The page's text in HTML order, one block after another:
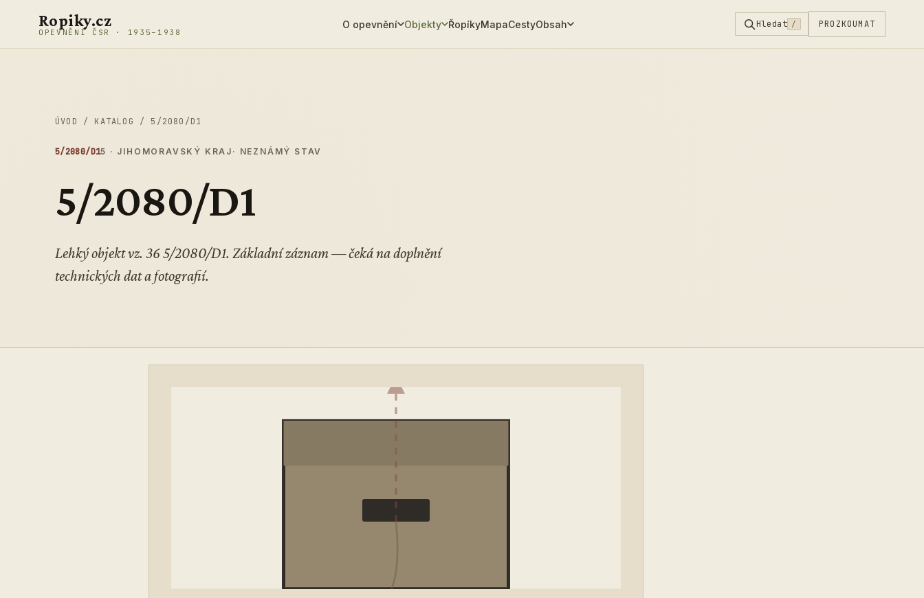
Ropiky.cz
OPEVNĚNÍ ČSR · 1935–1938
O opevnění Objekty ŘopíkyMapaCestyObsah Hledat / PROZKOUMAT
ÚVOD / KATALOG / 5/2080/D1
5/2080/D15 · JIHOMORAVSKÝ KRAJ · NEZNÁMÝ STAV
5/2080/D1
Lehký objekt vz. 36 5/2080/D1. Základní záznam — čeká na doplnění
technických dat a fotografií.